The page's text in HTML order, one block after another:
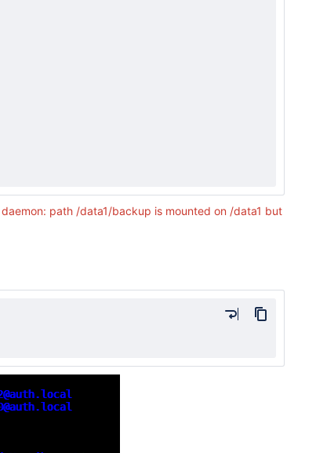
path /data1/backup is mounted on /data1 but